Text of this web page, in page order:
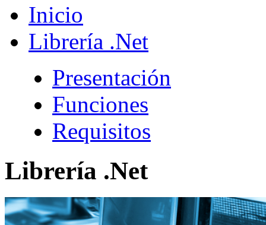
Inicio
Librería .Net
Presentación
Funciones
Requisitos
Librería .Net